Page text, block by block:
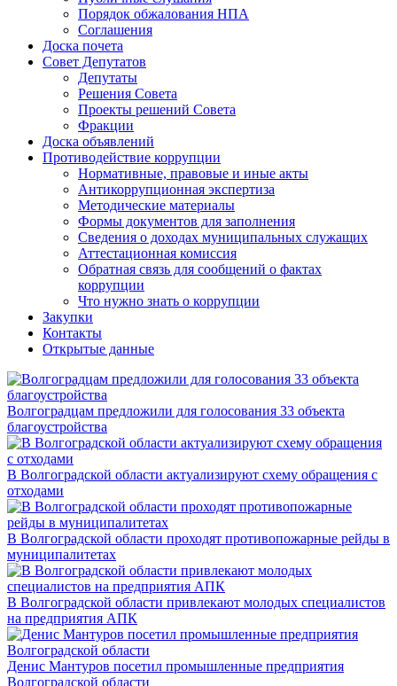
Порядок обжалования НПА
Соглашения
Доска почета
Совет Депутатов
Депутаты
Решения Совета
Проекты решений Совета
Фракции
Доска объявлений
Противодействие коррупции
Нормативные, правовые и иные акты
Антикоррупционная экспертиза
Методические материалы
Формы документов для заполнения
Сведения о доходах муниципальных служащих
Аттестационная комиссия
Обратная связь для сообщений о фактах
коррупции
Что нужно знать о коррупции
Закупки
Контакты
Открытые данные
Волгоградцам предложили для голосования 33 объекта
благоустройства
В Волгоградской области актуализируют схему обращения с
отходами
В Волгоградской области проходят противопожарные рейды в
муниципалитетах
В Волгоградской области привлекают молодых специалистов
на предприятия АПК
Денис Мантуров посетил промышленные предприятия
Волгоградской области